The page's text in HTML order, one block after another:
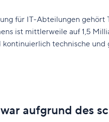
für IT-Abteilungen
ist mittlerweile auf 1,5
technische und
aufgrund des